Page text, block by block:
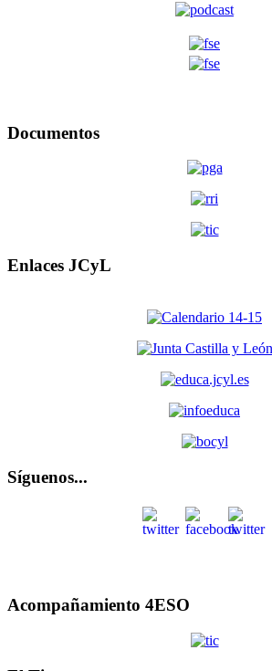
Documentos
Enlaces JCyL
Síguenos...
Acompañamiento 4ESO